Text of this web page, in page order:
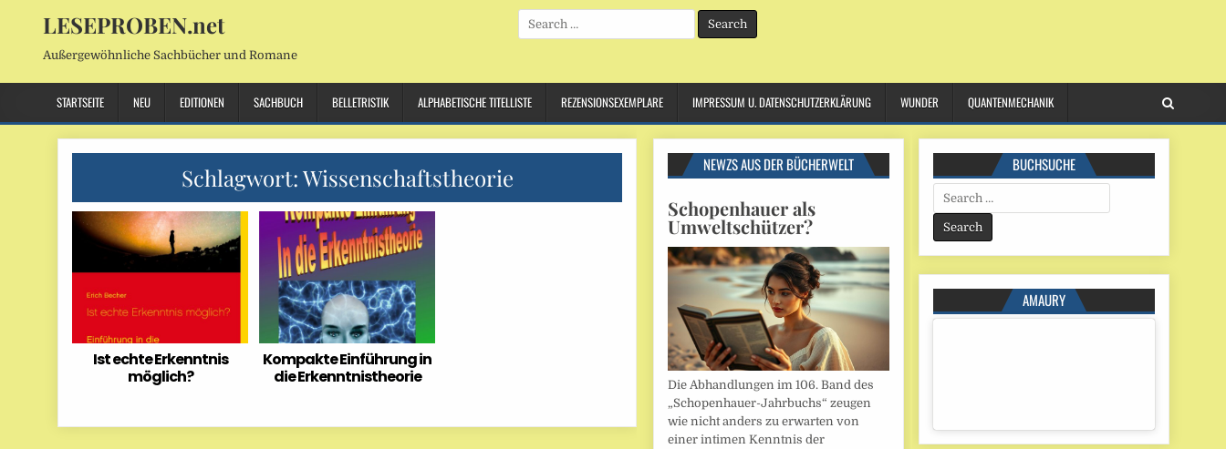
LESEPROBEN.net
Außergewöhnliche Sachbücher und Romane
Search
for:
STARTSEITE NEU EDITIONEN SACHBUCH BELLETRISTIK ALPHABETISCHE TITELLISTE REZENSIONSEXEMPLARE IMPRESSUM U. DATENSCHUTZERKLÄRUNG WUNDER QUANTENMECHANIK
Schlagwort:Wissenschaftstheorie
Ist echte Erkenntnis
möglich?
Kompakte Einführung in
die Erkenntnistheorie
NEWZS AUS DER BÜCHERWELT
Schopenhauer als
Umweltschützer?
Die Abhandlungen im 106. Band des
„Schopenhauer-Jahrbuchs“ zeugen
wie nicht anders zu erwarten von
einer intimen Kenntnis der
BUCHSUCHE
Search
for:
AMAURY